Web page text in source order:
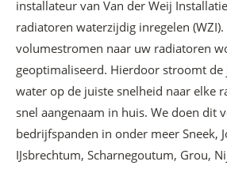
installateur van Van der Weij
radiatoren waterzijdig inregelen
volumestromen naar uw radiatoren
geoptimaliseerd. Hierdoor stroomt de
water op de juiste snelheid naar elke
snel aangenaam in huis. We doen dit
bedrijfspanden in onder meer Sneek,
IJsbrechtum, Scharnegoutum, Grou,